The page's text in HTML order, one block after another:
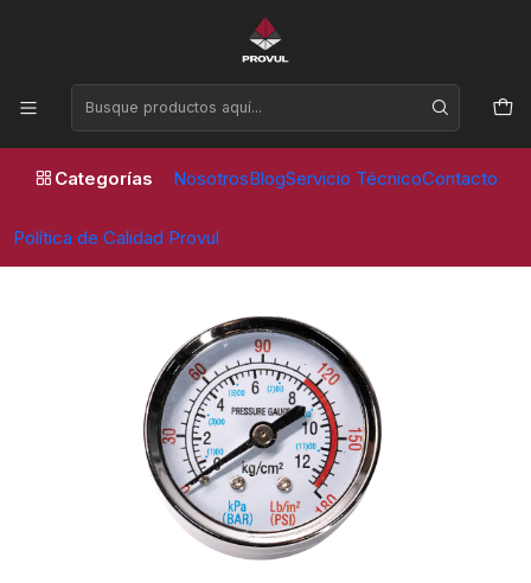
Categorías NosotrosBlogServicio TécnicoContacto
Política de Calidad Provul
Horario de atención Lunes a Viernes de 09:00 a 17:30 horas
Inicio Compresores
MANÓMETRO FRONTAL 1/4” 8 BAR – PVL COMPRESOR